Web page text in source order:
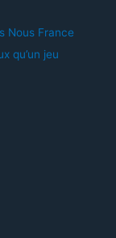
Nous France
qu’un jeu